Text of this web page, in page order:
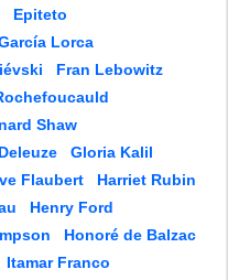
Epiteto
Lorca
Fran Lebowitz
Shaw
Gloria Kalil
Flaubert
Harriet Rubin
Henry Ford
Honoré de Balzac
Itamar Franco